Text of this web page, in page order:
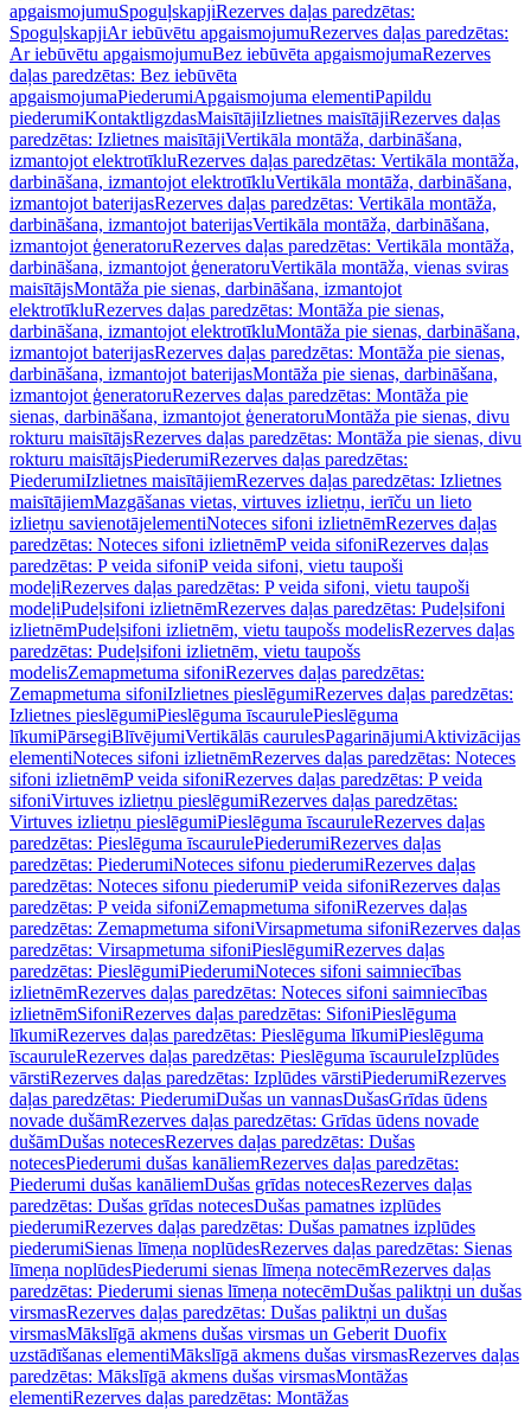
apgaismojumuSpoguļskapjiRezerves daļas paredzētas:
SpoguļskapjiAr iebūvētu apgaismojumuRezerves daļas paredzētas:
Ar iebūvētu apgaismojumuBez iebūvēta apgaismojumaRezerves
daļas paredzētas: Bez iebūvēta
apgaismojumaPiederumiApgaismojuma elementiPapildu
piederumiKontaktligzdasMaisītājiIzlietnes maisītājiRezerves daļas
paredzētas: Izlietnes maisītājiVertikāla montāža, darbināšana,
izmantojot elektrotīkluRezerves daļas paredzētas: Vertikāla montāža,
darbināšana, izmantojot elektrotīkluVertikāla montāža, darbināšana,
izmantojot baterijasRezerves daļas paredzētas: Vertikāla montāža,
darbināšana, izmantojot baterijasVertikāla montāža, darbināšana,
izmantojot ģeneratoruRezerves daļas paredzētas: Vertikāla montāža,
darbināšana, izmantojot ģeneratoruVertikāla montāža, vienas sviras
maisītājsMontāža pie sienas, darbināšana, izmantojot
elektrotīkluRezerves daļas paredzētas: Montāža pie sienas,
darbināšana, izmantojot elektrotīkluMontāža pie sienas, darbināšana,
izmantojot baterijasRezerves daļas paredzētas: Montāža pie sienas,
darbināšana, izmantojot baterijasMontāža pie sienas, darbināšana,
izmantojot ģeneratoruRezerves daļas paredzētas: Montāža pie
sienas, darbināšana, izmantojot ģeneratoruMontāža pie sienas, divu
rokturu maisītājsRezerves daļas paredzētas: Montāža pie sienas, divu
rokturu maisītājsPiederumiRezerves daļas paredzētas:
PiederumiIzlietnes maisītājiemRezerves daļas paredzētas: Izlietnes
maisītājiemMazgāšanas vietas, virtuves izlietņu, ierīču un lieto
izlietņu savienotājelementiNoteces sifoni izlietnēmRezerves daļas
paredzētas: Noteces sifoni izlietnēmP veida sifoniRezerves daļas
paredzētas: P veida sifoniP veida sifoni, vietu taupoši
modeļiRezerves daļas paredzētas: P veida sifoni, vietu taupoši
modeļiPudeļsifoni izlietnēmRezerves daļas paredzētas: Pudeļsifoni
izlietnēmPudeļsifoni izlietnēm, vietu taupošs modelisRezerves daļas
paredzētas: Pudeļsifoni izlietnēm, vietu taupošs
modelisZemapmetuma sifoniRezerves daļas paredzētas:
Zemapmetuma sifoniIzlietnes pieslēgumiRezerves daļas paredzētas:
Izlietnes pieslēgumiPieslēguma īscaurulePieslēguma
līkumiPārsegiBlīvējumiVertikālās caurulesPagarinājumiAktivizācijas
elementiNoteces sifoni izlietnēmRezerves daļas paredzētas: Noteces
sifoni izlietnēmP veida sifoniRezerves daļas paredzētas: P veida
sifoniVirtuves izlietņu pieslēgumiRezerves daļas paredzētas:
Virtuves izlietņu pieslēgumiPieslēguma īscauruleRezerves daļas
paredzētas: Pieslēguma īscaurulePiederumiRezerves daļas
paredzētas: PiederumiNoteces sifonu piederumiRezerves daļas
paredzētas: Noteces sifonu piederumiP veida sifoniRezerves daļas
paredzētas: P veida sifoniZemapmetuma sifoniRezerves daļas
paredzētas: Zemapmetuma sifoniVirsapmetuma sifoniRezerves daļas
paredzētas: Virsapmetuma sifoniPieslēgumiRezerves daļas
paredzētas: PieslēgumiPiederumiNoteces sifoni saimniecības
izlietnēmRezerves daļas paredzētas: Noteces sifoni saimniecības
izlietnēmSifoniRezerves daļas paredzētas: SifoniPieslēguma
līkumiRezerves daļas paredzētas: Pieslēguma līkumiPieslēguma
īscauruleRezerves daļas paredzētas: Pieslēguma īscauruleIzplūdes
vārstiRezerves daļas paredzētas: Izplūdes vārstiPiederumiRezerves
daļas paredzētas: PiederumiDušas un vannasDušasGrīdas ūdens
novade dušāmRezerves daļas paredzētas: Grīdas ūdens novade
dušāmDušas notecesRezerves daļas paredzētas: Dušas
notecesPiederumi dušas kanāliemRezerves daļas paredzētas:
Piederumi dušas kanāliemDušas grīdas notecesRezerves daļas
paredzētas: Dušas grīdas notecesDušas pamatnes izplūdes
piederumiRezerves daļas paredzētas: Dušas pamatnes izplūdes
piederumiSienas līmeņa noplūdesRezerves daļas paredzētas: Sienas
līmeņa noplūdesPiederumi sienas līmeņa notecēmRezerves daļas
paredzētas: Piederumi sienas līmeņa notecēmDušas paliktņi un dušas
virsmasRezerves daļas paredzētas: Dušas paliktņi un dušas
virsmasMākslīgā akmens dušas virsmas un Geberit Duofix
uzstādīšanas elementiMākslīgā akmens dušas virsmasRezerves daļas
paredzētas: Mākslīgā akmens dušas virsmasMontāžas
elementiRezerves daļas paredzētas: Montāžas